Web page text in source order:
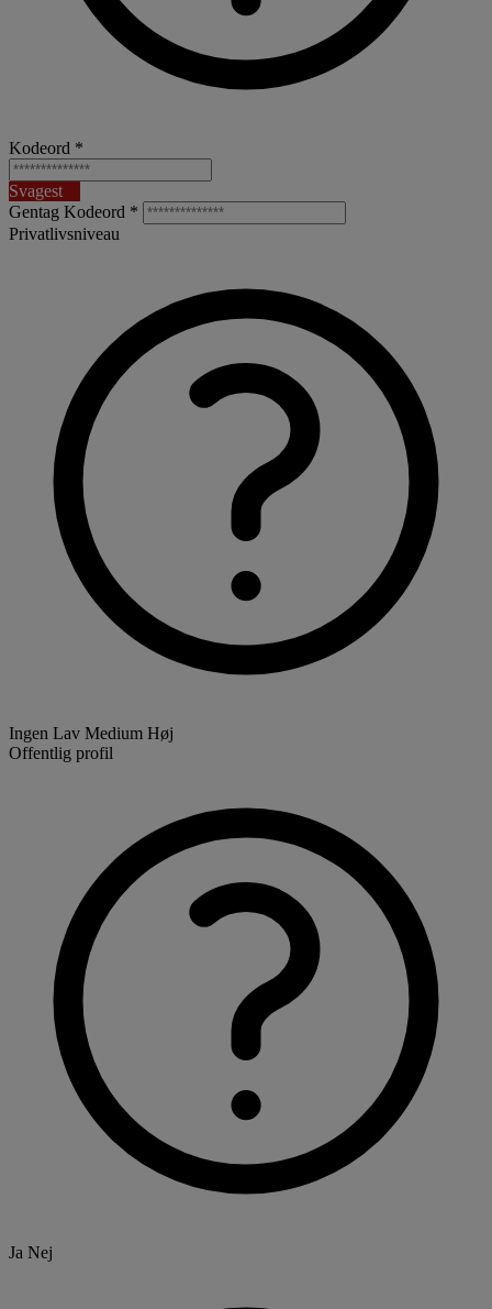
Kodeord *
Svagest
Gentag Kodeord *
Privatlivsniveau
Ingen Lav Medium Høj
Offentlig profil
Ja Nej